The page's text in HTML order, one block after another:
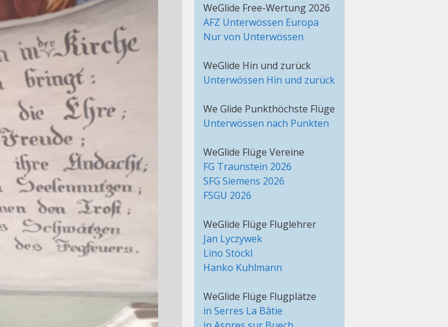
WeGlide Free-Wertung 2026
AFZ Unterwössen Europa
Nur von Unterwössen
WeGlide Hin und zurück
Unterwössen Hin und zurück
We Glide Punkthöchste Flüge
Unterwössen nach Punkten
WeGlide Flüge Vereine
FG Traunstein 2026
SFG Siemens 2026
FSGU 2026
WeGlide Flüge Fluglehrer
Jan Lyczywek
Lino Stöckl
Hanko Kuhlmann
WeGlide Flüge Flugplätze
in Serres La Bâtie